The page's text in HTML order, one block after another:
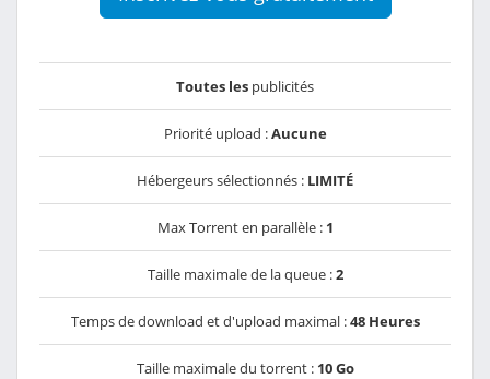
Toutes les publicités
Priorité upload :Aucune
Hébergeurs sélectionnés : LIMITÉ
Max Torrent en parallèle : 1
Taille maximale de la queue :2
Temps de download et d'upload maximal :48 Heures
Taille maximale du torrent : 10 Go